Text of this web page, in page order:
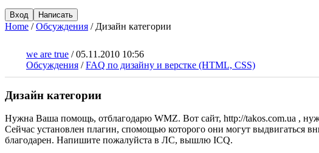
Вход Написать
Home /Обсуждения / Дизайн категории
we are true /05.11.2010 10:56
Обсуждения /FAQ по дизайну и верстке (HTML, CSS)
Дизайн категории
Нужна Ваша помощь, отблагодарю WMZ. Вот сайт, http://takos.com.ua ,
Сейчас установлен плагин, спомощью которого они могут выдвигаться
благодарен. Напишите пожалуйста в ЛС, вышлю ICQ.